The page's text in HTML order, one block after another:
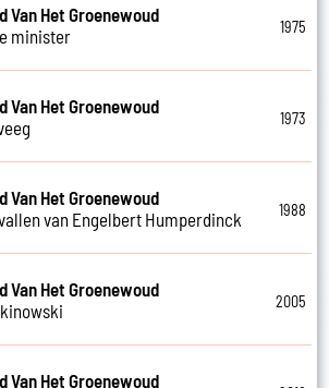
Van Het Groenewoud
minister
1975
Van Het Groenewoud
1973
Van Het Groenewoud
van Engelbert Humperdinck
1988
Van Het Groenewoud
2005
Van Het Groenewoud